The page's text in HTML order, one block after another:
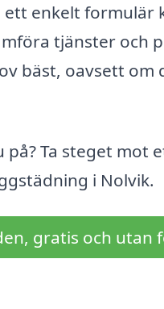
ett enkelt
tjänster och
bäst, oavsett
på? Ta steget
i Nolvik.
gratis och utan